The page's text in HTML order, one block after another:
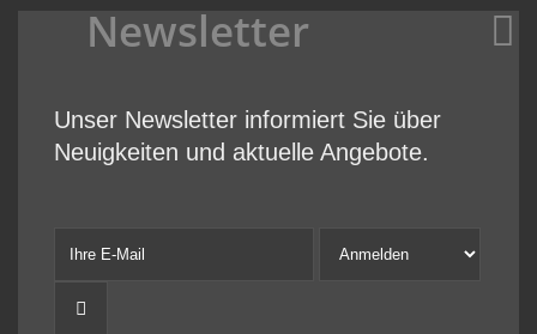
Newsletter
Unser Newsletter informiert Sie über
Neuigkeiten und aktuelle Angebote.